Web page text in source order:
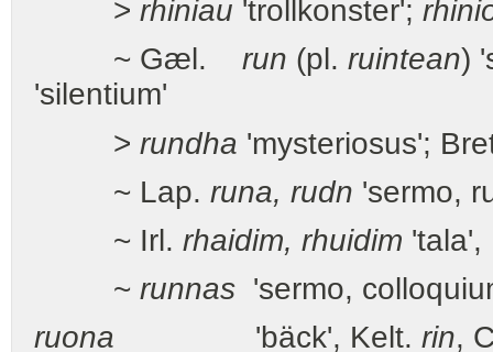
> rhiniau 'trollkonster';
~ Gæl. run (pl. ruintean)
'silentium'
> rundha 'mysteriosus';
~ Lap. runa, rudn 'sermo,
~ Irl. rhaidim, rhuidim
~ runnas 'sermo,
ruona 'bäck', Kelt. rin,